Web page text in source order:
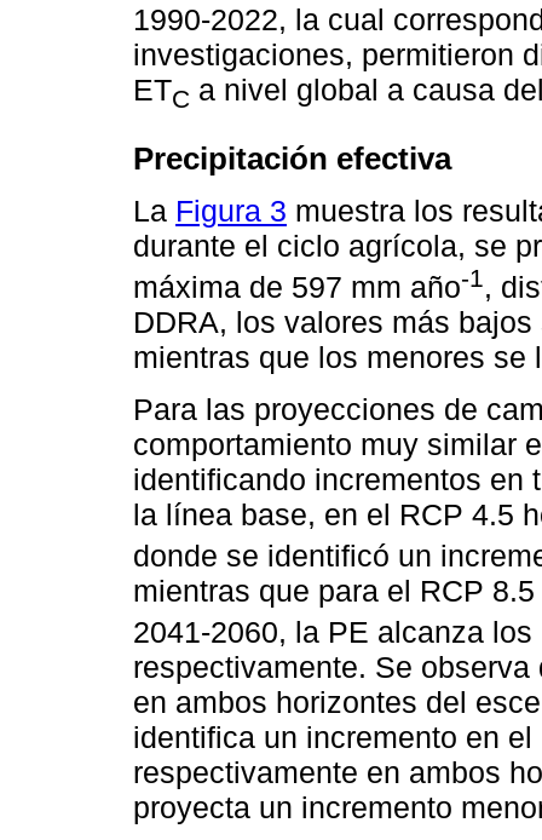
1990-2022, la cual
investigaciones, permitieron
ETC a nivel global a causa
Precipitación efectiva
La Figura 3 muestra los
durante el ciclo agrícola, se
máxima de 597 mm año-1,
DDRA, los valores más
mientras que los menores
Para las proyecciones de
comportamiento muy similar
identificando incrementos en
la línea base, en el RCP 4.5
donde se identificó un
mientras que para el RCP
2041-2060, la PE alcanza
respectivamente. Se
en ambos horizontes del
identifica un incremento en
respectivamente en ambos
proyecta un incremento